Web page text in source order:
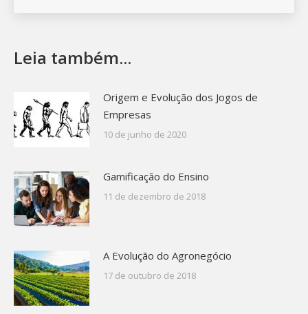
Leia também...
Origem e Evolução dos Jogos de
Empresas
10 de junho de 2020
Gamificação do Ensino
11 de dezembro de 2018
A Evolução do Agronegócio
17 de outubro de 2018